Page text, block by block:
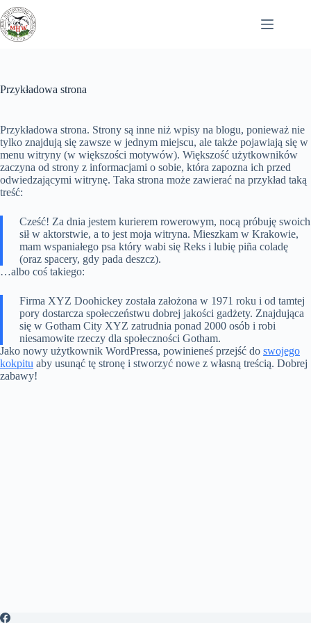
Przejdź
do
treści
Przykładowa strona
Przykładowa strona. Strony są inne niż wpisy na blogu, ponieważ nie
tylko znajdują się zawsze w jednym miejscu, ale także pojawiają się w
menu witryny (w większości motywów). Większość użytkowników
zaczyna od strony z informacjami o sobie, która zapozna ich przed
odwiedzającymi witrynę. Taka strona może zawierać na przykład taką
treść:
Cześć! Za dnia jestem kurierem rowerowym, nocą próbuję swoich
sił w aktorstwie, a to jest moja witryna. Mieszkam w Krakowie,
mam wspaniałego psa który wabi się Reks i lubię piña coladę
(oraz spacery, gdy pada deszcz).
…albo coś takiego:
Firma XYZ Doohickey została założona w 1971 roku i od tamtej
pory dostarcza społeczeństwu dobrej jakości gadżety. Znajdująca
się w Gotham City XYZ zatrudnia ponad 2000 osób i robi
niesamowite rzeczy dla społeczności Gotham.
Jako nowy użytkownik WordPressa, powinieneś przejść do swojego
kokpitu aby usunąć tę stronę i stworzyć nowe z własną treścią. Dobrej
zabawy!